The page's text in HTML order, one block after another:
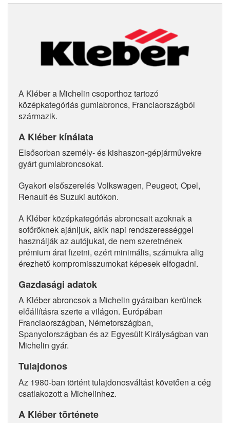
A Kléber a Michelin csoporthoz tartozó
középkategóriás gumiabroncs, Franciaországból
származik.
A Kléber kínálata
Elsősorban személy- és kishaszon-gépjárművekre
gyárt gumiabroncsokat.
Gyakori elsőszerelés Volkswagen, Peugeot, Opel,
Renault és Suzuki autókon.
A Kléber középkategóriás abroncsait azoknak a
sofőröknek ajánljuk, akik napi rendszerességgel
használják az autójukat, de nem szeretnének
prémium árat fizetni, ezért minimális, számukra alig
érezhető kompromisszumokat képesek elfogadni.
Gazdasági adatok
A Kléber abroncsok a Michelin gyáraiban kerülnek
előállításra szerte a világon. Európában
Franciaországban, Németországban,
Spanyolországban és az Egyesült Királyságban van
Michelin gyár.
Tulajdonos
Az 1980-ban történt tulajdonosváltást követően a cég
csatlakozott a Michelinhez.
A Kléber története